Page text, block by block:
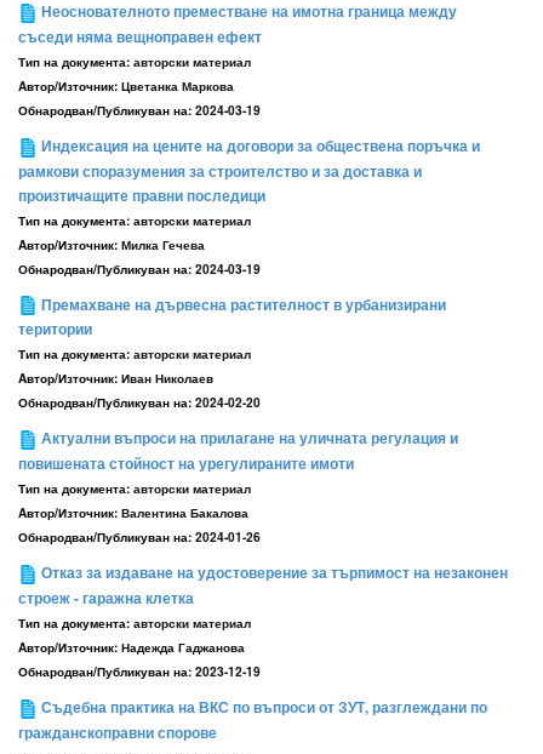
Неоснователното преместване на имотна граница между
съседи няма вещноправен ефект
Тип на документа: авторски материал
Aвтор/Източник: Цветанка Маркова
Обнародван/Публикуван на: 2024-03-19
Индексация на цените на договори за обществена поръчка и
рамкови споразумения за строителство и за доставка и
произтичащите правни последици
Тип на документа: авторски материал
Aвтор/Източник: Милка Гечева
Обнародван/Публикуван на: 2024-03-19
Премахване на дървесна растителност в урбанизирани
територии
Тип на документа: авторски материал
Aвтор/Източник: Иван Николаев
Обнародван/Публикуван на: 2024-02-20
Актуални въпроси на прилагане на уличната регулация и
повишената стойност на урегулираните имоти
Тип на документа: авторски материал
Aвтор/Източник: Валентина Бакалова
Обнародван/Публикуван на: 2024-01-26
Отказ за издаване на удостоверение за търпимост на незаконен
строеж - гаражна клетка
Тип на документа: авторски материал
Aвтор/Източник: Надежда Гаджанова
Обнародван/Публикуван на: 2023-12-19
Съдебна практика на ВКС по въпроси от ЗУТ, разглеждани по
гражданскоправни спорове